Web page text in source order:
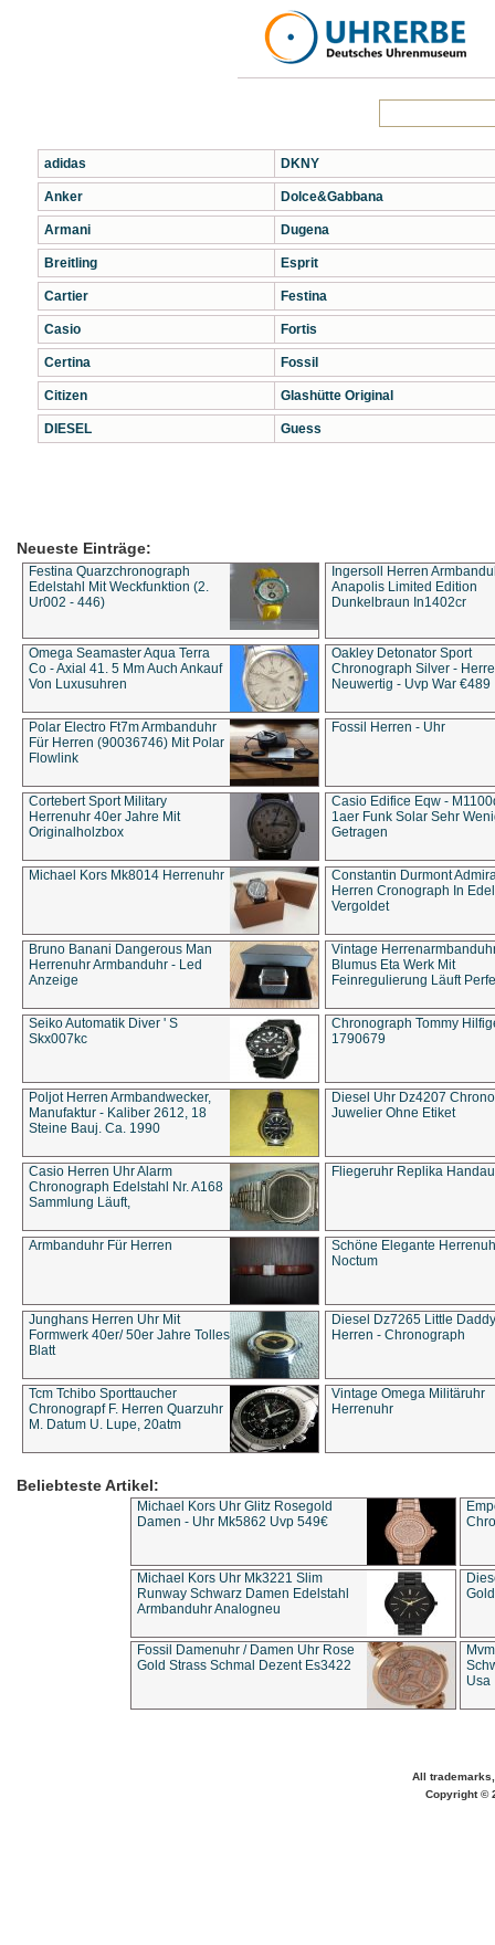
adidas
Anker
Armani
Breitling
Cartier
Casio
Certina
Citizen
DIESEL
DKNY
Dolce&Gabbana
Dugena
Esprit
Festina
Fortis
Fossil
Glashütte Original
Guess
Neueste Einträge:
Festina Quarzchronograph
Edelstahl Mit Weckfunktion (2.
Ur002 - 446)
Ingersoll Herren
Anapolis Limited Edition
Dunkelbraun In1402cr
Omega Seamaster Aqua Terra
Co - Axial 41. 5 Mm Auch Ankauf
Von Luxusuhren
Oakley Detonator Sport
Chronograph Silver -
Neuwertig - Uvp War €489
Polar Electro Ft7m Armbanduhr
Für Herren (90036746) Mit Polar
Flowlink
Fossil Herren - Uhr
Cortebert Sport Military
Herrenuhr 40er Jahre Mit
Originalholzbox
Casio Edifice Eqw -
1aer Funk Solar Sehr
Getragen
Michael Kors Mk8014 Herrenuhr
Constantin Durmont
Herren Cronograph In
Vergoldet
Bruno Banani Dangerous Man
Herrenuhr Armbanduhr - Led
Anzeige
Vintage
Blumus Eta Werk Mit
Feinregulierung Läuft
Seiko Automatik Diver ' S
Skx007kc
Chronograph Tommy
1790679
Poljot Herren Armbandwecker,
Manufaktur - Kaliber 2612, 18
Steine Bauj. Ca. 1990
Diesel Uhr Dz4207
Juwelier Ohne Etiket
Casio Herren Uhr Alarm
Chronograph Edelstahl Nr. A168
Sammlung Läuft,
Fliegeruhr Replika
Armbanduhr Für Herren
Schöne Elegante
Noctum
Junghans Herren Uhr Mit
Formwerk 40er/ 50er Jahre Tolles
Blatt
Diesel Dz7265 Little Daddy
Herren - Chronograph
Tcm Tchibo Sporttaucher
Chronograpf F. Herren Quarzuhr
M. Datum U. Lupe, 20atm
Vintage Omega Militäruhr
Herrenuhr
Beliebteste Artikel:
Michael Kors Uhr Glitz Rosegold
Damen - Uhr Mk5862 Uvp 549€
Michael Kors Uhr Mk3221 Slim
Runway Schwarz Damen Edelstahl
Armbanduhr Analogneu
Fossil Damenuhr / Damen Uhr Rose
Gold Strass Schmal Dezent Es3422
Usa
All
Copyright ©